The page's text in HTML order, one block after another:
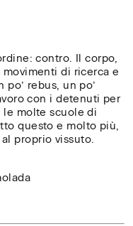
contro. Il corpo,
di ricerca e
rebus, un po’
con i detenuti per
le molte scuole di
questo e molto più,
proprio vissuto.